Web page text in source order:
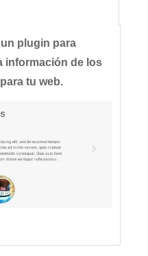
plugin para
información de los
tu web.